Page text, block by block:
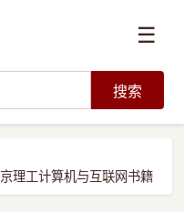
☰
搜索
理工计算机与互联网书籍